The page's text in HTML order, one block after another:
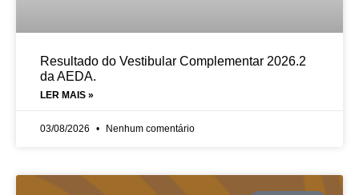
Resultado do Vestibular Complementar 2026.2
da AEDA.
LER MAIS »
03/08/2026 Nenhum comentário